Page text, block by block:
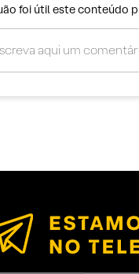
foi útil este conteúdo